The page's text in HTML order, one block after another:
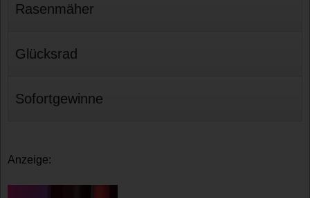
Rasenmäher
Glücksrad
Sofortgewinne
Anzeige: